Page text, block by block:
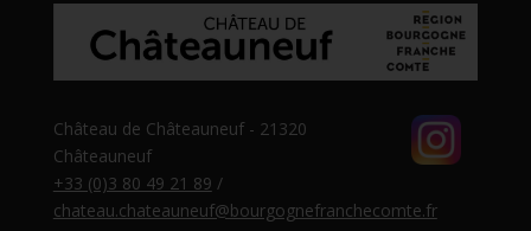
Château de Châteauneuf - 21320
Châteauneuf
+33 (0)3 80 49 21 89 /
chateau.chateauneuf@bourgognefranchecomte.fr